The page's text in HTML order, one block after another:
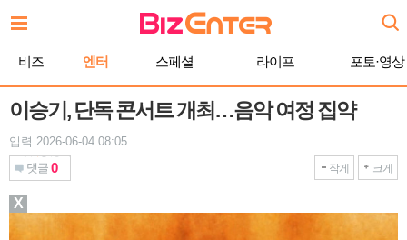
문
비즈 엔터 스페셜 라이프 포토·영상
이승기, 단독 콘서트 개최…음악 여정 집약
입력 2026-06-04 08:05
댓글 0 작게 크게
X